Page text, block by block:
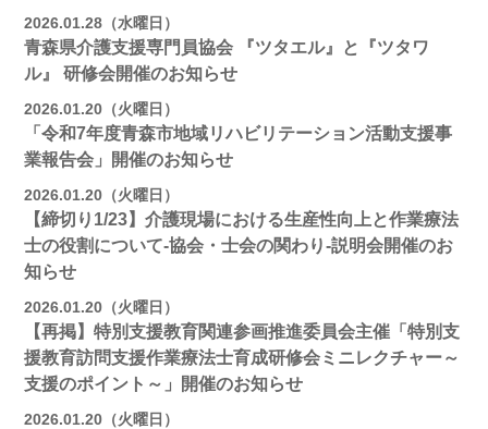
2026.01.28（水曜日）
青森県介護支援専門員協会 『ツタエル』と『ツタワ
ル』 研修会開催のお知らせ
2026.01.20（火曜日）
「令和7年度青森市地域リハビリテーション活動支援事
業報告会」開催のお知らせ
2026.01.20（火曜日）
【締切り1/23】介護現場における生産性向上と作業療法
士の役割について-協会・士会の関わり-説明会開催のお
知らせ
2026.01.20（火曜日）
【再掲】特別支援教育関連参画推進委員会主催「特別支
援教育訪問支援作業療法士育成研修会ミニレクチャー～
支援のポイント～」開催のお知らせ
2026.01.20（火曜日）